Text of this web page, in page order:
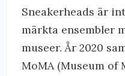
Sneakerheads är
märkta ensembler
museer. År 2020
MoMA (Museum of